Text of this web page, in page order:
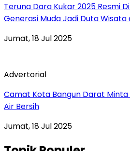
Teruna Dara Kukar 2025 Resmi
Generasi Muda Jadi Duta Wisata
Jumat, 18 Jul 2025
Advertorial
Camat Kota Bangun Darat Minta
Air Bersih
Jumat, 18 Jul 2025